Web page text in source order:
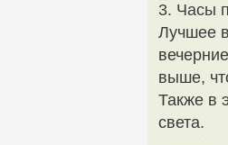
3. Часы
Лучшее
выше,
Также в
света.